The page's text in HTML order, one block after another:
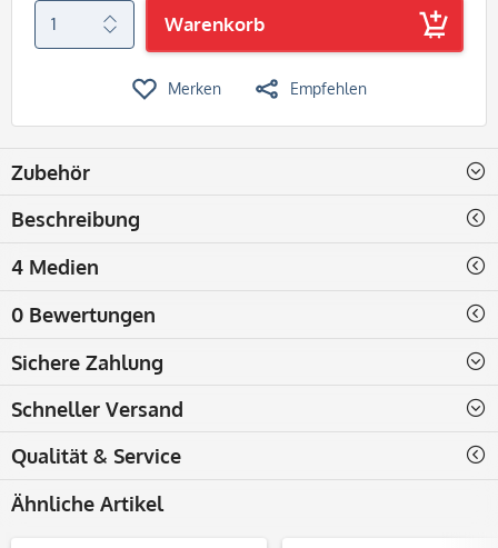
Warenkorb
Merken Empfehlen
Zubehör
Beschreibung
4 Medien
0 Bewertungen
Sichere Zahlung
Schneller Versand
Qualität & Service
Ähnliche Artikel